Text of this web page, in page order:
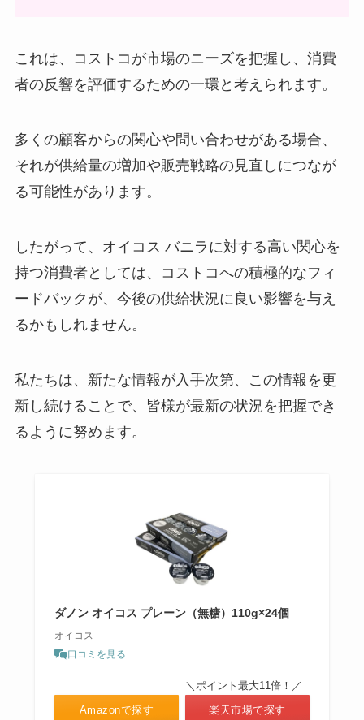
一本満足バー プロテインは販売中
止？成分も調査！
る？イオンでは購入可能？
子持ちヤリイカ どこで売ってる？
ドンキや業務スーパーで買える？
値段は？
手に入る？
これは、コストコが市場のニーズを把握し、消費
者の反響を評価するための一環と考えられます。
多くの顧客からの関心や問い合わせがある場合、
それが供給量の増加や販売戦略の見直しにつなが
る可能性があります。
したがって、オイコス バニラに対する高い関心を
持つ消費者としては、コストコへの積極的なフィ
ードバックが、今後の供給状況に良い影響を与え
るかもしれません。
私たちは、新たな情報が入手次第、この情報を更
新し続けることで、皆様が最新の状況を把握でき
るように努めます。
ダノン オイコス プレーン（無糖）110g×24個
オイコス
口コミを見る
Amazonで探す
＼ポイント最大11倍！／
楽天市場で探す